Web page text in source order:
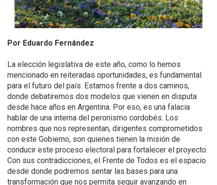
Por Eduardo Fernández
La elección legislativa de este año, como lo hemos
mencionado en reiteradas oportunidades, es fundamental
para el futuro del país. Estamos frente a dos caminos,
donde debatiremos dos modelos que vienen en disputa
desde hace años en Argentina. Por eso, es una falacia
hablar de una interna del peronismo cordobés. Los
nombres que nos representan, dirigentes comprometidos
con este Gobierno, son quienes tienen la misión de
conducir este proceso electoral para fortalecer el proyecto.
Con sus contradicciones, el Frente de Todos es el espacio
desde donde podremos sentar las bases para una
transformación que nos permita seguir avanzando en